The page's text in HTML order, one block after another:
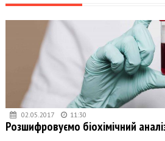
02.05.2017 11:30
Розшифровуємо біохімічний